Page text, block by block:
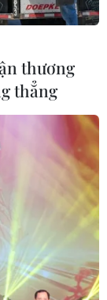
cầu
nước
tế, hoạt
chợ du lịch
và đánh
thương
thẳng